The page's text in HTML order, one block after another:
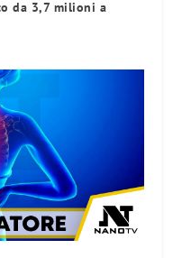
da 3,7 milioni a